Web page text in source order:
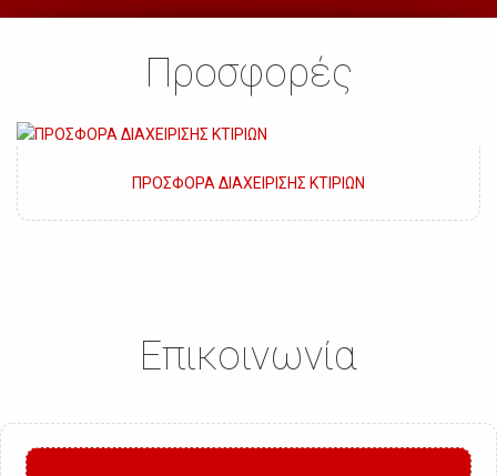
Προσφορές
ΠΡΟΣΦΟΡΑ ΔΙΑΧΕΙΡΙΣΗΣ ΚΤΙΡΙΩΝ
Επικοινωνία